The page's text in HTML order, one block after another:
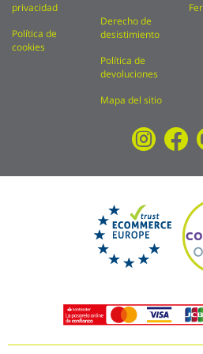
privacidad
Política de
cookies
Derecho de
desistimiento
Política de
devoluciones
Mapa del sitio